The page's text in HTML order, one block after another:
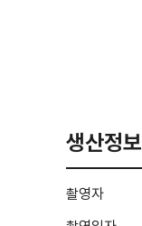
생산정보
촬영자